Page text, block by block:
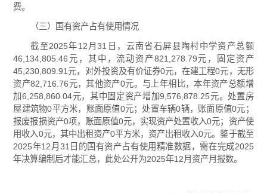
费。
（三）国有资产占有使用情况
截至2025年12月31日，云南省石屏县陶村中学资产总额
46,134,805.46元，其中，流动资产821,278.79元，固定资产
45,230,809.91元，对外投资及有价证券0元，在建工程0元，无形
资产82,716.76元，其他资产0元。与上年相比，本年资产总额增
加6,258,860.04元，其中固定资产增加9,576,878.25元。处置房
屋建筑物0平方米，账面原值0元；处置车辆0辆，账面原值0元；
报废报损资产0项，账面原值0元，实现资产处置收入0元；资产使
用收入0元，其中出租资产0平方米，资产出租收入0元。鉴于截至
2025年12月31日的国有资产占有使用精准数据，需在完成2025
年决算编制后才能汇总，此处公开为2025年12月资产月报数。